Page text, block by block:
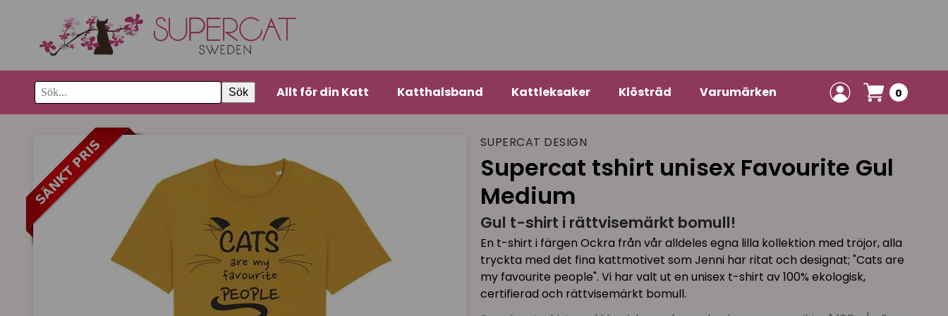
Sök Allt för din Katt Katthalsband Kattleksaker Klösträd Varumärken 0
SUPERCAT DESIGN
Supercat tshirt unisex Favourite Gul
Medium
Gul t-shirt i rättvisemärkt bomull!
En t-shirt i färgen Ockra från vår alldeles egna lilla kollektion med tröjor, alla
tryckta med det fina kattmotivet som Jenni har ritat och designat; "Cats are
my favourite people". Vi har valt ut en unisex t-shirt av 100% ekologisk,
certifierad och rättvisemärkt bomull.